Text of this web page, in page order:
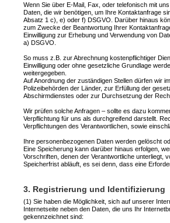
Wenn Sie über E-Mail, Fax, oder telefonisch mit
Daten, die wir benötigen, um Ihre Kontaktanfrage
Absatz 1 c), e) oder f) DSGVO. Darüber hinaus
zum Zwecke der Beantwortung Ihrer
Einwilligung zur Erhebung und Verwendung von
a) DSGVO.
So muss z.B. zur Abrechnung kostenpflichtiger
Einwilligung oder ohne gesetzliche Grundlage
weitergegeben.
Auf Anordnung der zuständigen Stellen dürfen wir
Polizeibehörden der Länder, zur Erfüllung der
Abschirmdienstes oder zur Durchsetzung der
Wir prüfen solche Anfragen – sollte es dazu
Verpflichtung für uns als durchgreifend darstellt.
Verpflichtungen des Verantwortlichen, sowie
Ihre personenbezogenen Daten werden gelöscht
Eine Speicherung kann darüber hinaus erfolgen,
Vorschriften, denen der Verantwortliche unterliegt,
Speicherfrist abläuft, es sei denn, dass eine
3. Registrierung und Identifizierung
(1) Sie haben die Möglichkeit, sich auf unserer
Internetseite neben den Daten, die uns Ihr
gekennzeichnet sind: